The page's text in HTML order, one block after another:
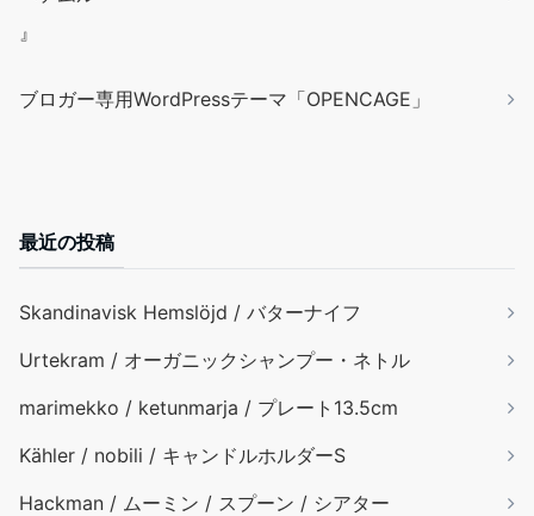
』
ブロガー専用WordPressテーマ「OPENCAGE」
最近の投稿
Skandinavisk Hemslöjd / バターナイフ
Urtekram / オーガニックシャンプー・ネトル
marimekko / ketunmarja / プレート13.5cm
Kähler / nobili / キャンドルホルダーS
Hackman / ムーミン / スプーン / シアター